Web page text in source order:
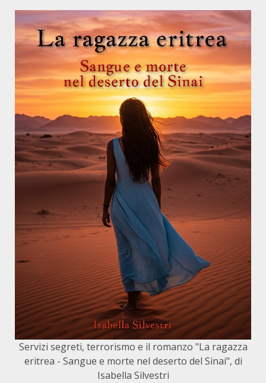
Servizi segreti, terrorismo e il romanzo "La ragazza
eritrea - Sangue e morte nel deserto del Sinai", di
Isabella Silvestri